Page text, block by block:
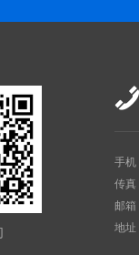

手
传真
邮
地